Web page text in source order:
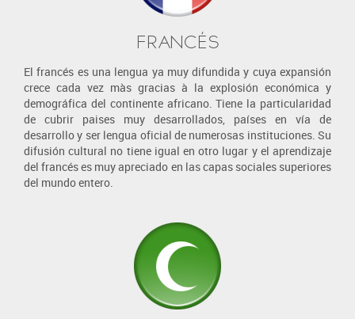
FRANCÉS
El francés es una lengua ya muy difundida y cuya expansión
crece cada vez màs gracias à la explosión económica y
demográfica del continente africano. Tiene la particularidad
de cubrir paises muy desarrollados, países en vía de
desarrollo y ser lengua oficial de numerosas instituciones. Su
difusión cultural no tiene igual en otro lugar y el aprendizaje
del francés es muy apreciado en las capas sociales superiores
del mundo entero.